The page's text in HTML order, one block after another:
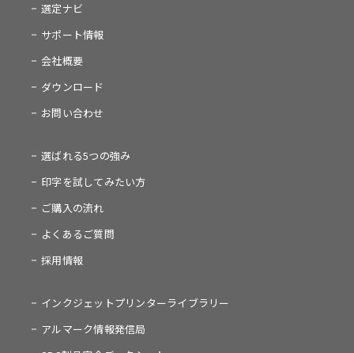
選定ナビ
サポート情報
会社概要
ダウンロード
お問い合わせ
選ばれる5つの強み
印字を試してみたい方
ご購入の流れ
よくあるご質問
採用情報
インクジェットプリンターライブラリー
アルマーク情報発信局